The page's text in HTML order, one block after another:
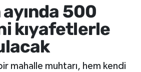
500
kıyafetlerle
mahalle muhtarı, hem kendi